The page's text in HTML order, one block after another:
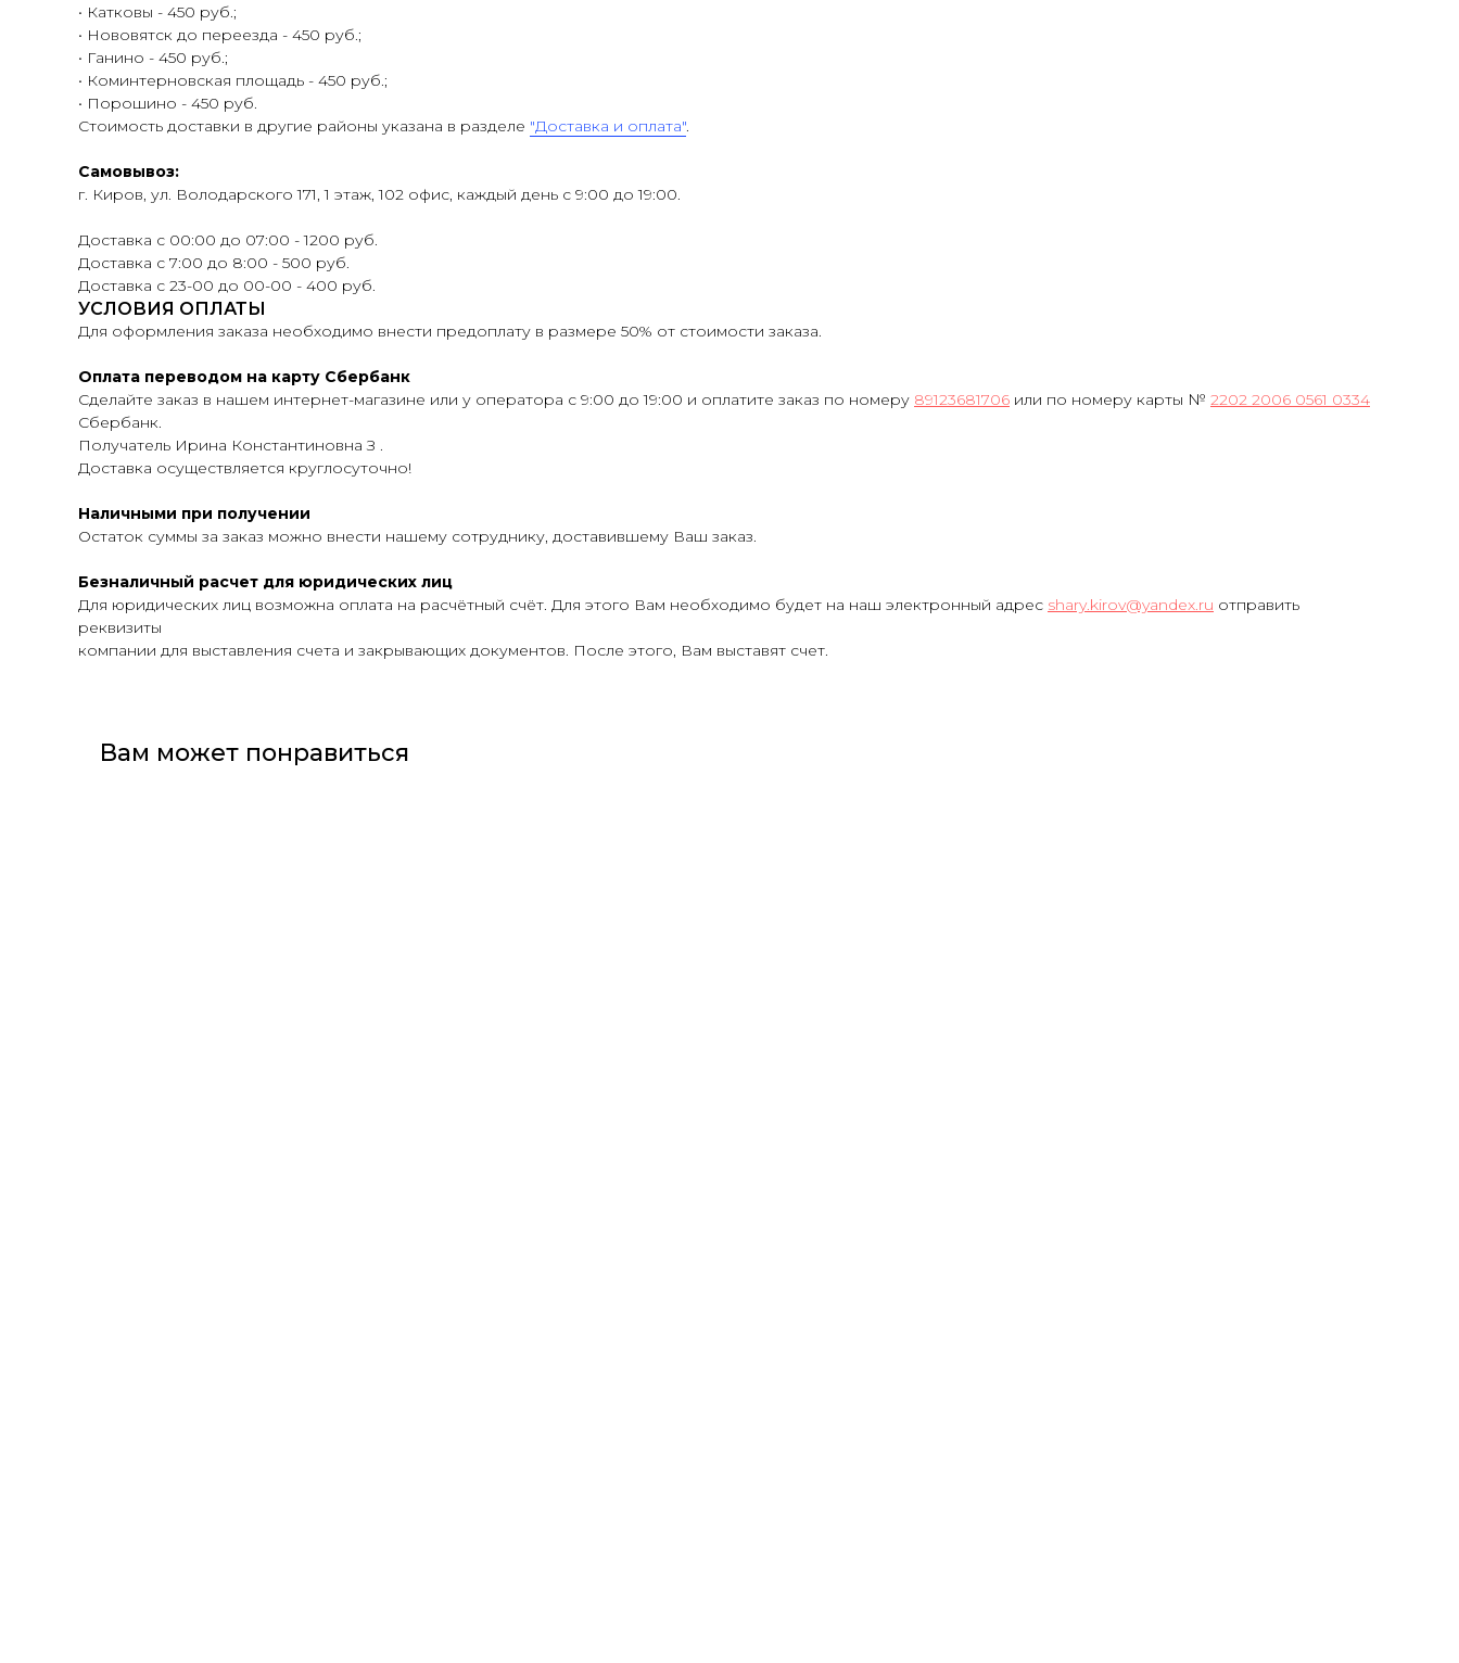
• Катковы - 450 руб.;
• Нововятск до переезда - 450 руб.;
• Ганино - 450 руб.;
• Коминтерновская площадь - 450 руб.;
• Порошино - 450 руб.
Стоимость доставки в другие районы указана в разделе "Доставка и оплата".
Самовывоз:
г. Киров, ул. Володарского 171, 1 этаж, 102 офис, каждый день с 9:00 до 19:00.
Доставка с 00:00 до 07:00 - 1200 руб.
Доставка с 7:00 до 8:00 - 500 руб.
Доставка с 23-00 до 00-00 - 400 руб.
УСЛОВИЯ ОПЛАТЫ
Для оформления заказа необходимо внести предоплату в размере 50% от стоимости заказа.
Оплата переводом на карту Сбербанк
Сделайте заказ в нашем интернет-магазине или у оператора с 9:00 до 19:00 и оплатите заказ по номеру 89123681706 или по номеру карты № 2202 2006 0561 0334
Сбербанк.
Получатель Ирина Константиновна З .
Доставка осуществляется круглосуточно!
Наличными при получении
Остаток суммы за заказ можно внести нашему сотруднику, доставившему Ваш заказ.
Безналичный расчет для юридических лиц
Для юридических лиц возможна оплата на расчётный счёт. Для этого Вам необходимо будет на наш электронный адрес shary.kirov@yandex.ru отправить
реквизиты
компании для выставления счета и закрывающих документов. После этого, Вам выставят счет.
Вам может понравиться